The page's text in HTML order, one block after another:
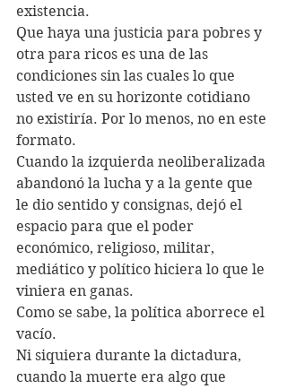
existencia.
Que haya una justicia para pobres y
otra para ricos es una de las
condiciones sin las cuales lo que
usted ve en su horizonte cotidiano
no existiría. Por lo menos, no en este
formato.
Cuando la izquierda neoliberalizada
abandonó la lucha y a la gente que
le dio sentido y consignas, dejó el
espacio para que el poder
económico, religioso, militar,
mediático y político hiciera lo que le
viniera en ganas.
Como se sabe, la política aborrece el
vacío.
Ni siquiera durante la dictadura,
cuando la muerte era algo que